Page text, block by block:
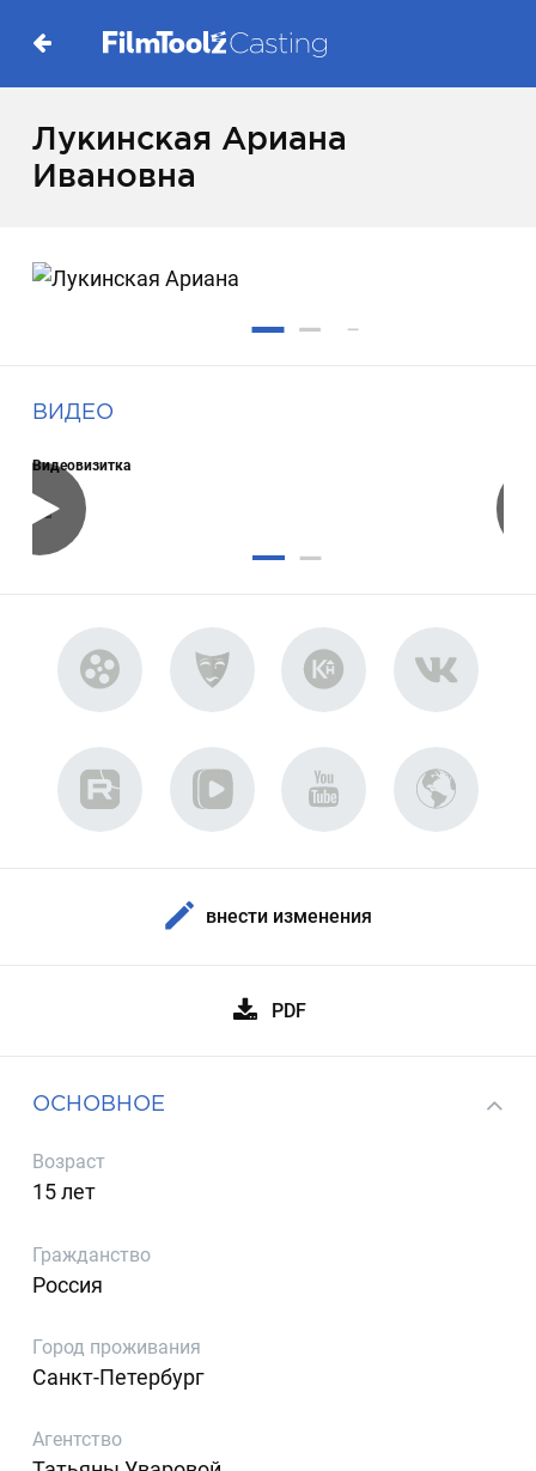
Лукинская Ариана
Ивановна
ВИДЕО
Видеовизитка
внести изменения
PDF
ОСНОВНОЕ
Возраст
15 лет
Гражданство
Россия
Город проживания
Санкт-Петербург
Агентство